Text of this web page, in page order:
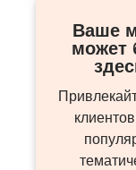
Ваше
может